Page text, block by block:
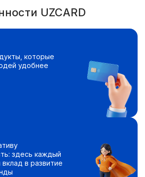
UZCARD
которые
удобнее
здесь каждый
в развитие